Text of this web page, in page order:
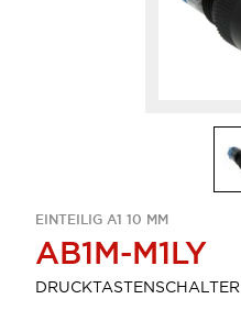
EINTEILIG A1 10 MM
AB1M-M1LY
DRUCKTASTENSCHALTER